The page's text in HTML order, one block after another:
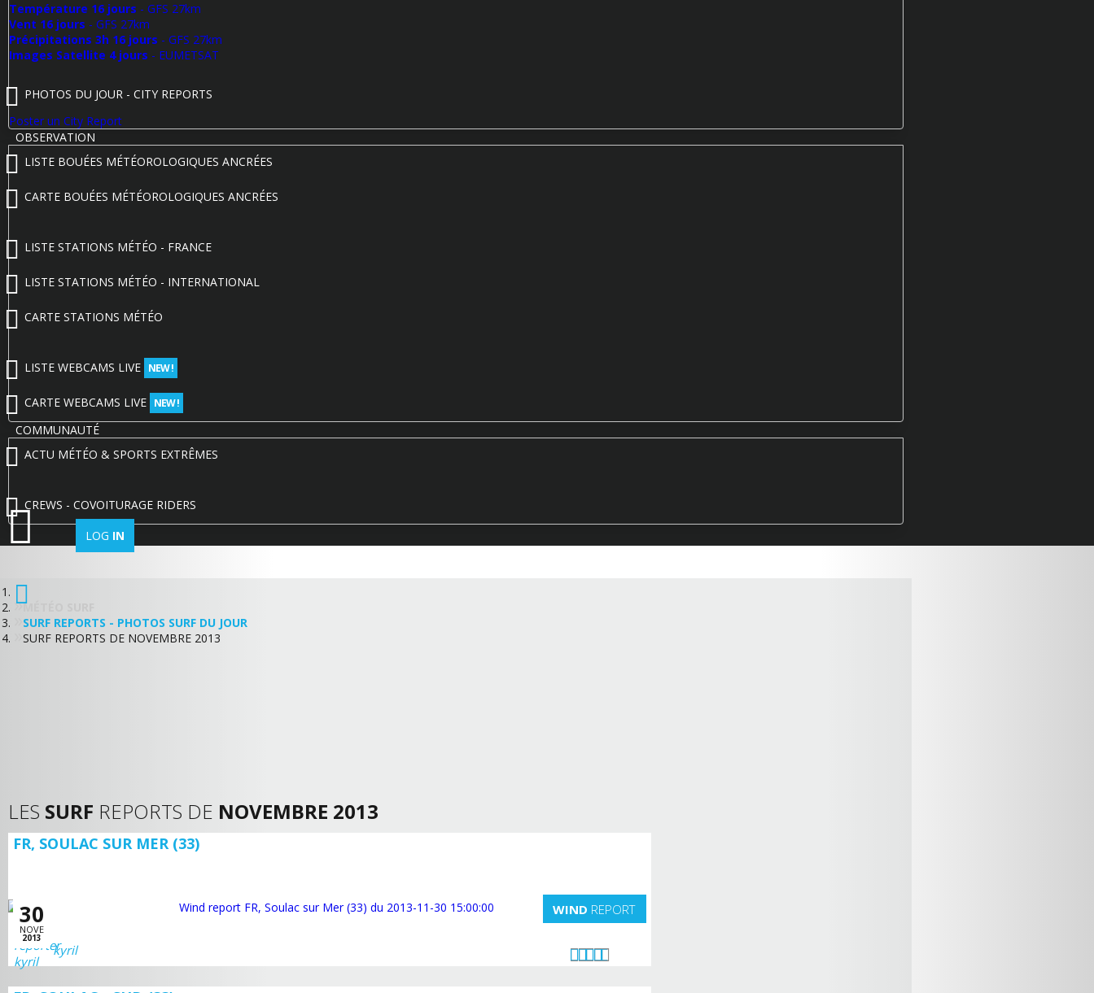
Température 16 jours - GFS 27km
Vent 16 jours - GFS 27km
Précipitations 3h 16 jours - GFS 27km
Images Satellite 4 jours - EUMETSAT
PHOTOS DU JOUR - CITY REPORTS
Poster un City Report
OBSERVATION
LISTE BOUÉES MÉTÉOROLOGIQUES ANCRÉES
CARTE BOUÉES MÉTÉOROLOGIQUES ANCRÉES
LISTE STATIONS MÉTÉO - FRANCE
LISTE STATIONS MÉTÉO - INTERNATIONAL
CARTE STATIONS MÉTÉO
LISTE WEBCAMS LIVE NEW !
CARTE WEBCAMS LIVE NEW !
COMMUNAUTÉ
ACTU MÉTÉO & SPORTS EXTRÊMES
CREWS - COVOITURAGE RIDERS
LOG IN
MÉTÉO SURF
SURF REPORTS - PHOTOS SURF DU JOUR
SURF REPORTS DE NOVEMBRE 2013
LES SURF REPORTS DE NOVEMBRE 2013
FR, SOULAC SUR MER (33)
30
NOVE
2013
WIND REPORT
kyril